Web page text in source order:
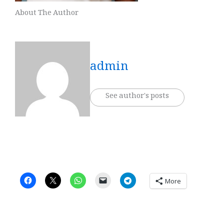
About The Author
admin
See author's posts
More